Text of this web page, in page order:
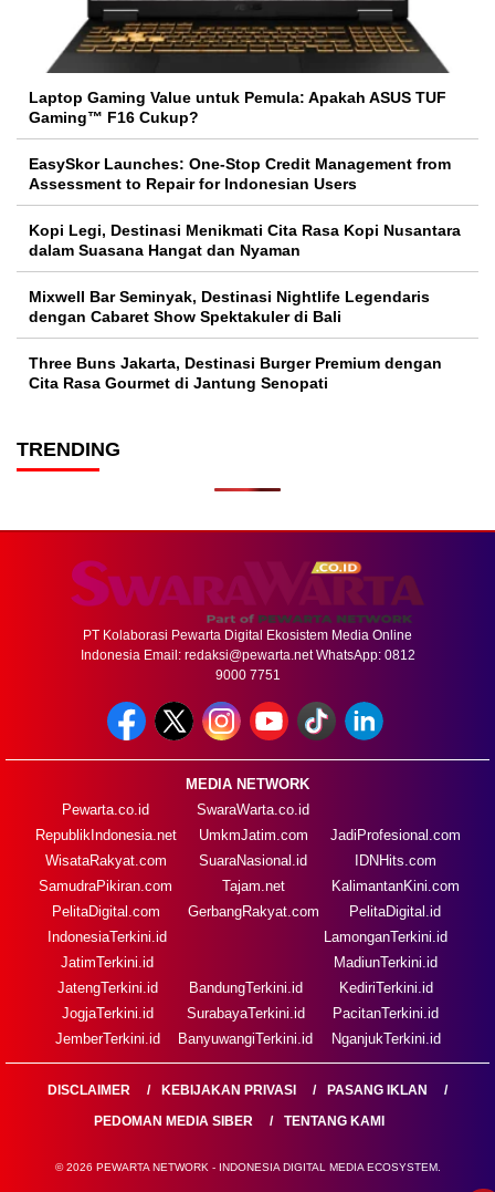
Laptop Gaming Value untuk Pemula: Apakah ASUS TUF
Gaming™ F16 Cukup?
EasySkor Launches: One-Stop Credit Management from
Assessment to Repair for Indonesian Users
Kopi Legi, Destinasi Menikmati Cita Rasa Kopi Nusantara
dalam Suasana Hangat dan Nyaman
Mixwell Bar Seminyak, Destinasi Nightlife Legendaris
dengan Cabaret Show Spektakuler di Bali
Three Buns Jakarta, Destinasi Burger Premium dengan
Cita Rasa Gourmet di Jantung Senopati
TRENDING
PT Kolaborasi Pewarta Digital Ekosistem Media Online
Indonesia Email: redaksi@pewarta.netWhatsApp: 0812
9000 7751
MEDIA NETWORK
Pewarta.co.id
RepublikIndonesia.net
WisataRakyat.com
SamudraPikiran.com
PelitaDigital.com
SwaraWarta.co.id
UmkmJatim.com
SuaraNasional.id
Tajam.net
GerbangRakyat.com
JadiProfesional.com
IDNHits.com
KalimantanKini.com
PelitaDigital.id
IndonesiaTerkini.id
JatimTerkini.id
JatengTerkini.id
JogjaTerkini.id
JemberTerkini.id
BandungTerkini.id
SurabayaTerkini.id
BanyuwangiTerkini.id
LamonganTerkini.id
MadiunTerkini.id
KediriTerkini.id
PacitanTerkini.id
NganjukTerkini.id
DISCLAIMER KEBIJAKAN PRIVASI
PASANG IKLAN
PEDOMAN MEDIA SIBER
TENTANG KAMI
© 2026 PEWARTA NETWORK - INDONESIA DIGITAL MEDIA ECOSYSTEM.